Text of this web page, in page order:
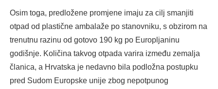
Osim toga, predložene promjene imaju za cilj smanjiti
otpad od plastične ambalaže po stanovniku, s obzirom na
trenutnu razinu od gotovo 190 kg po Europljaninu
godišnje. Količina takvog otpada varira između zemalja
članica, a Hrvatska je nedavno bila podložna postupku
pred Sudom Europske unije zbog nepotpunog